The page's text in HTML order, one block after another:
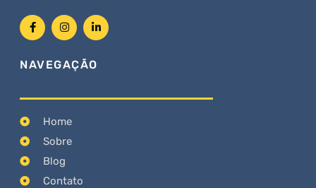
NAVEGAÇÃO
Home
Sobre
Blog
Contato